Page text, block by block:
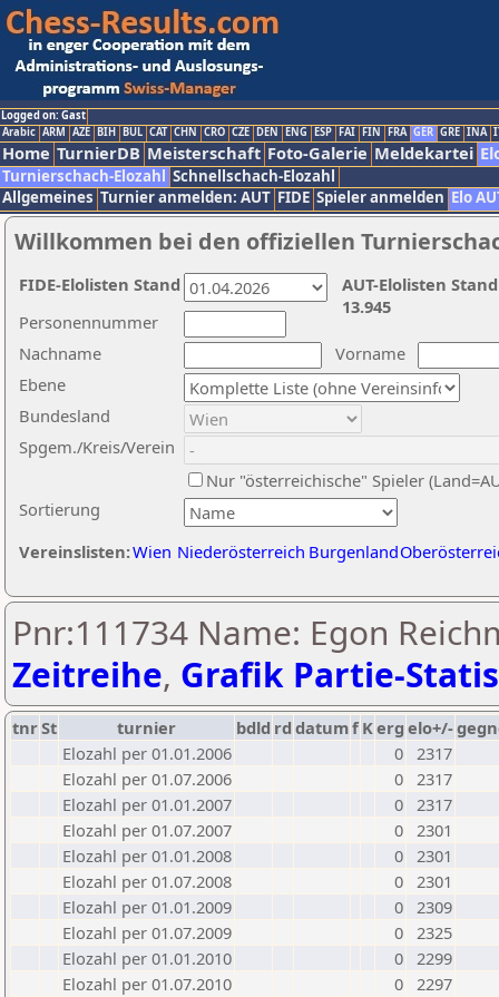
Logged on: Gast
Arabic ARM AZE BIH BUL CAT CHN CRO CZE DEN ENG ESP FAI FIN FRA GER GRE INA
Home TurnierDB Meisterschaft Foto-Galerie Meldekartei
Turnierschach-Elozahl Schnellschach-Elozahl
Allgemeines Turnier anmelden: AUT FIDE Spieler anmelden Elo
Willkommen bei den offiziellen
Nachname
Vorname
Ebene
Sortierung
Personennummer
Bundesland
Spgem./Kreis/Verein
Nur "österreichische" Spieler
Vereinslisten:Wien Niederösterreich Burgenland
AUT-Elolisten
13.945
FIDE-Elolisten Stand
Pnr:111734 Name: Egon
Zeitreihe, Grafik Partie-
tnrSt turnier bdld rd datumf Kerg elo+/-
Elozahl per 01.01.2006
0 2317
Elozahl per 01.07.2006
0 2317
Elozahl per 01.01.2007
0 2317
Elozahl per 01.07.2007
0 2301
Elozahl per 01.01.2008
0 2301
Elozahl per 01.07.2008
0 2301
Elozahl per 01.01.2009
0 2309
Elozahl per 01.07.2009
0 2325
Elozahl per 01.01.2010
0 2299
Elozahl per 01.07.2010
0 2297